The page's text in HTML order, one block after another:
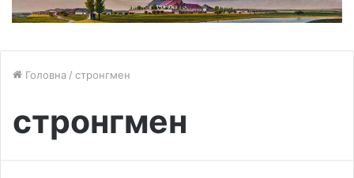
Головна / стронгмен
стронгмен